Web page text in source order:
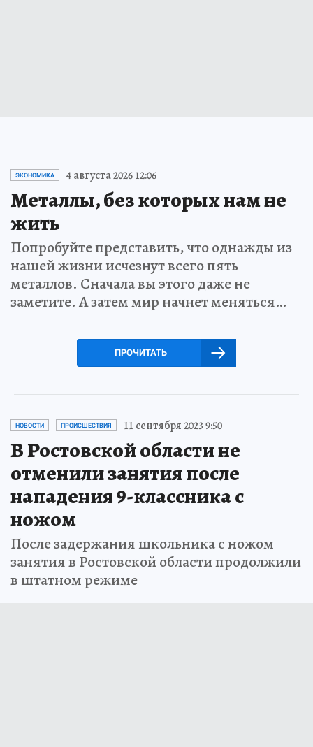
ЭКОНОМИКА 4 августа 2026 12:06
Металлы, без которых нам не
жить
Попробуйте представить, что однажды из
нашей жизни исчезнут всего пять
металлов. Сначала вы этого даже не
заметите. А затем мир начнет меняться…
ПРОЧИТАТЬ
НОВОСТИ ПРОИСШЕСТВИЯ 11 сентября 2023 9:50
В Ростовской области не
отменили занятия после
нападения 9-классника с
ножом
После задержания школьника с ножом
занятия в Ростовской области продолжили
в штатном режиме